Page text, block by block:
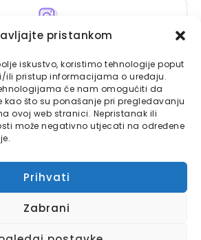
pristankom
iskustvo, koristimo tehnologije poput
ili pristup informacijama o uređaju.
će nam omogućiti da
što su ponašanje pri pregledavanju
ovoj web stranici. Nepristanak ili
može negativno utjecati na određene
Prihvati
Zabrani
Instagram
Bajtbox
Bajtbox koristi
usluge.